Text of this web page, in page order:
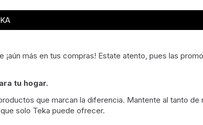
más en tus compras! Estate atento, pues las
tu hogar.
que marcan la diferencia. Mantente al tanto de
que solo Teka puede ofrecer.